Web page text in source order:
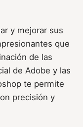
y mejorar sus
que
de las
de Adobe y las
te permite
precisión y